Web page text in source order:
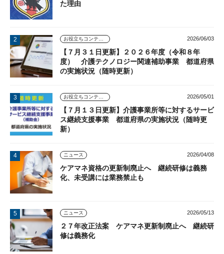
た理由
2026/06/03
【７月３１日更新】２０２６年度（令和８年
度） 介護テクノロジー関連補助事業 都道府県
の実施状況（随時更新）
2026/05/01
【７月１３日更新】介護事業所等に対するサービ
ス継続支援事業 都道府県の実施状況（随時更
新）
ニュース 2026/04/08
ケアマネ資格の更新制廃止へ 継続研修は義務
化、未受講には業務禁止も
ニュース 2026/05/13
２７年改正法案 ケアマネ更新制廃止へ 継続研
修は義務化